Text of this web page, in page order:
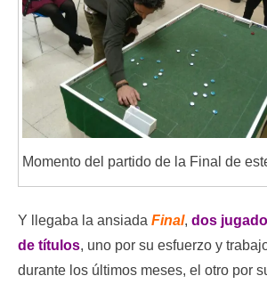
Momento del partido de la Final de
Y llegaba la ansiada Final, dos
de títulos, uno por su esfuerzo y
durante los últimos meses, el otro por